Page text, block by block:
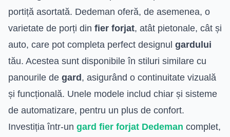
portiță asortată. Dedeman oferă, de asemenea, o
varietate de porți din fier forjat, atât pietonale, cât și
auto, care pot completa perfect designul gardului
tău. Acestea sunt disponibile în stiluri similare cu
panourile de gard, asigurând o continuitate vizuală
și funcțională. Unele modele includ chiar și sisteme
de automatizare, pentru un plus de confort.
Investiția într-un gard fier forjat Dedeman complet,